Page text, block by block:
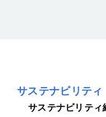
サステナビリティ
サステナビリティ